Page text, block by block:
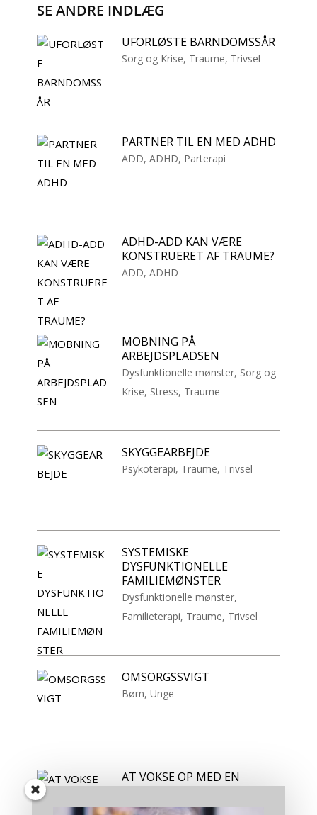
SE ANDRE INDLÆG
UFORLØSTE BARNDOMSSÅR
Sorg og Krise, Traume, Trivsel
PARTNER TIL EN MED ADHD
ADD,ADHD, Parterapi
ADHD-ADD KAN VÆRE
KONSTRUERET AF TRAUME?
ADD,ADHD
MOBNING PÅ
ARBEJDSPLADSEN
Dysfunktionelle mønster, Sorg og
Krise, Stress, Traume
SKYGGEARBEJDE
Psykoterapi, Traume, Trivsel
SYSTEMISKE
DYSFUNKTIONELLE
FAMILIEMØNSTER
Dysfunktionelle mønster,
Familieterapi, Traume, Trivsel
OMSORGSSVIGT
Børn,Unge
AT VOKSE OP MED EN
MISBRUGER FORÆLDRE
Dysfunktionelle mønster